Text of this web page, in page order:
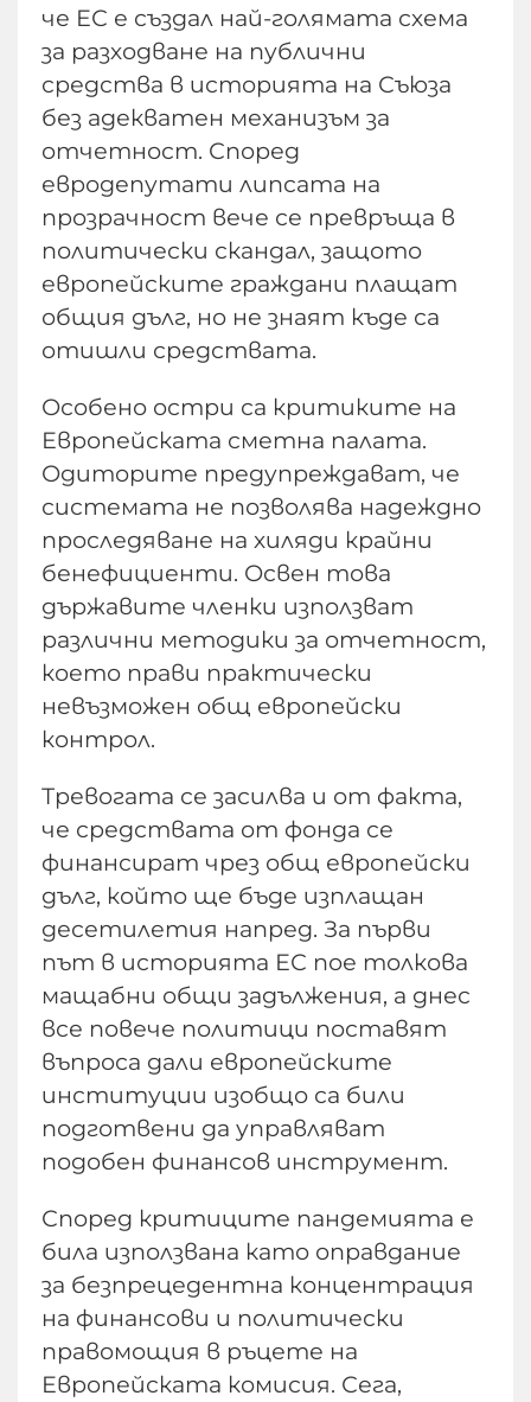
че ЕС е създал най-голямата схема
за разходване на публични
средства в историята на Съюза
без адекватен механизъм за
отчетност. Според
евродепутати липсата на
прозрачност вече се превръща в
политически скандал, защото
европейските граждани плащат
общия дълг, но не знаят къде са
отишли средствата.
Особено остри са критиките на
Европейската сметна палата.
Одиторите предупреждават, че
системата не позволява надеждно
проследяване на хиляди крайни
бенефициенти. Освен това
държавите членки използват
различни методики за отчетност,
което прави практически
невъзможен общ европейски
контрол.
Тревогата се засилва и от факта,
че средствата от фонда се
финансират чрез общ европейски
дълг, който ще бъде изплащан
десетилетия напред. За първи
път в историята ЕС пое толкова
мащабни общи задължения, а днес
все повече политици поставят
въпроса дали европейските
институции изобщо са били
подготвени да управляват
подобен финансов инструмент.
Според критиците пандемията е
била използвана като оправдание
за безпрецедентна концентрация
на финансови и политически
правомощия в ръцете на
Европейската комисия. Сега,